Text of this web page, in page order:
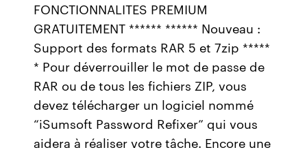
FONCTIONNALITES PREMIUM
GRATUITEMENT ****** ****** Nouveau :
Support des formats RAR 5 et 7zip *****
* Pour déverrouiller le mot de passe de
RAR ou de tous les fichiers ZIP, vous
devez télécharger un logiciel nommé
“iSumsoft Password Refixer” qui vous
aidera à réaliser votre tâche. Encore une